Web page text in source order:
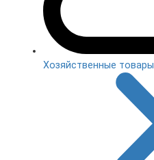
Хозяйственные товары